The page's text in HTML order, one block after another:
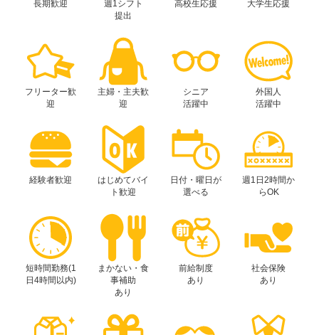
長期歓迎
週1シフト
提出
高校生応援 大学生応援
フリーター歓
迎
主婦・主夫歓
迎
シニア
活躍中
外国人
活躍中
経験者歓迎
はじめてバイ
ト歓迎
日付・曜日が
選べる
週1日2時間か
らOK
短時間勤務(1
日4時間以内)
まかない・食
事補助
あり
前給制度
あり
社会保険
あり